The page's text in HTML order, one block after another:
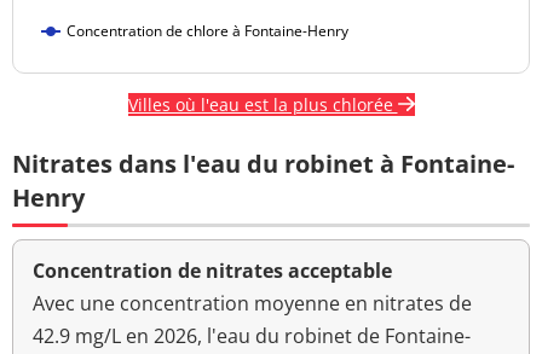
Concentration de chlore à Fontaine-Henry
Villes où l'eau est la plus chlorée
Nitrates dans l'eau du robinet à Fontaine-
Henry
Concentration de nitrates acceptable
Avec une concentration moyenne en nitrates de
42.9 mg/L en 2026, l'eau du robinet de Fontaine-